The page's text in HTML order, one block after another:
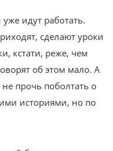
идут работать.
сделают уроки
кстати, реже, чем
об этом мало. А
прочь поболтать о
историями, но по